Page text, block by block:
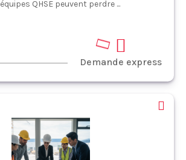
QHSE peuvent perdre ...
Demande express